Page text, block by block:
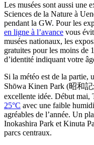
Les musées sont aussi une
Sciences de la Nature à
pendant la GW. Pour les
en ligne à l’avance vous
musées nationaux, les
gratuites pour les moins de
d’identité indiquant votre
Si la météo est de la partie,
Shōwa Kinen Park (昭和
excellente idée. Début mai,
25°C avec une faible
agréables de l’année. Un
Inokashira Park et Kinuta
parcs centraux.